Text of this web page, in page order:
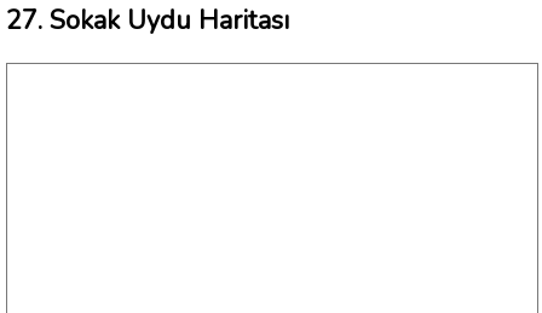
27. Sokak Uydu Haritası